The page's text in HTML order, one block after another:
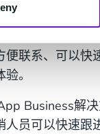
便联系、可以
。
Business解
人员可以快速